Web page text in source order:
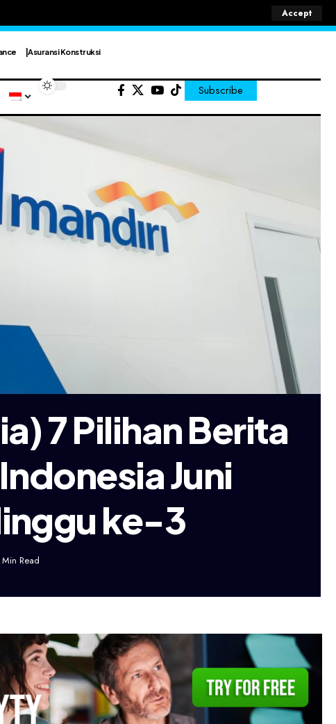
Accept
Asuransi Konstruksi
Subscribe
7 Pilihan Berita
Juni
ke-3
Min Read